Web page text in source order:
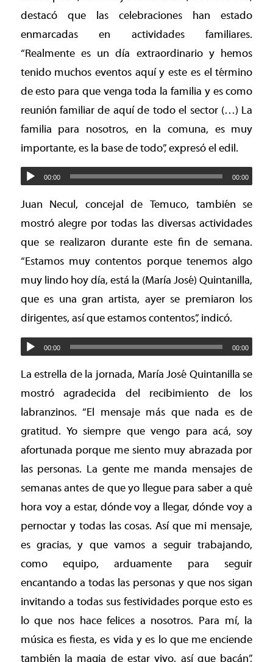
destacó que las celebraciones han estado
enmarcadas en actividades familiares.
“Realmente es un día extraordinario y hemos
tenido muchos eventos aquí y este es el término
de esto para que venga toda la familia y es como
reunión familiar de aquí de todo el sector (…) La
familia para nosotros, en la comuna, es muy
importante, es la base de todo”, expresó el edil.
00:00 00:00
Juan Necul, concejal de Temuco, también se
mostró alegre por todas las diversas actividades
que se realizaron durante este fin de semana.
“Estamos muy contentos porque tenemos algo
muy lindo hoy día, está la (María José) Quintanilla,
que es una gran artista, ayer se premiaron los
dirigentes, así que estamos contentos”, indicó.
00:00 00:00
La estrella de la jornada, María José Quintanilla se
mostró agradecida del recibimiento de los
labranzinos. “El mensaje más que nada es de
gratitud. Yo siempre que vengo para acá, soy
afortunada porque me siento muy abrazada por
las personas. La gente me manda mensajes de
semanas antes de que yo llegue para saber a qué
hora voy a estar, dónde voy a llegar, dónde voy a
pernoctar y todas las cosas. Así que mi mensaje,
es gracias, y que vamos a seguir trabajando,
como equipo, arduamente para seguir
encantando a todas las personas y que nos sigan
invitando a todas sus festividades porque esto es
lo que nos hace felices a nosotros. Para mí, la
música es fiesta, es vida y es lo que me enciende
también la magia de estar vivo, así que bacán”,